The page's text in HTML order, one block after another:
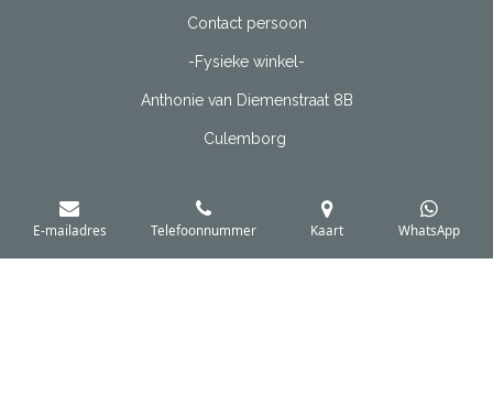
Contact persoon
-Fysieke winkel-
Anthonie van Diemenstraat 8B
Culemborg
Informatie
E-mailadres Telefoonnummer Kaart WhatsApp